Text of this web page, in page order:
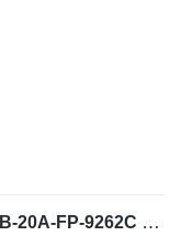
Réducteur de rotation Nachi PCR-4B-20A-FP-9262C B229900005731 pour mini-pelle JCB 8052 8056 8060 Sany SY55 SY55C SY60